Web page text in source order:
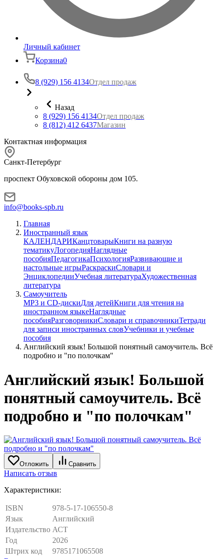
Личный кабинет
Корзина0
8 (929) 156 4134Отдел продаж
Назад
8 (929) 156 4134Отдел продаж
8 (812) 412 6437Магазин
Контактная информация
Санкт-Петербург
проспект Обуховской обороны дом 105.
info@books-spb.ru
Главная
Иностранный язык
КАЛЕНДАРИКанцтоварыКниги на разную
тематикуЛогопедияНаглядные
пособияПедагогикаПсихологияРазвивающие и
настольные игрыРаскраскиСловари и
ЭнциклопедииУчебная литератураХудожественная
литература
Самоучитель
MP3 и CD-дискиДля детейКниги для чтения на
иностранном языкеНаглядные
пособияРазговорникиСловари и справочникиТетради
для записи иностранных словУчебники и учебные
пособия
Английский язык! Большой понятный самоучитель. Всё
подробно и "по полочкам"
Английский язык! Большой
понятный самоучитель. Всё
подробно и "по полочкам"
Отложить Сравнить
Написать отзыв
Характеристики:
ISBN
978-5-17-106550-8
Язык
Английский
Издательство АСТ
Год
2026
Штрих код
9785171065508